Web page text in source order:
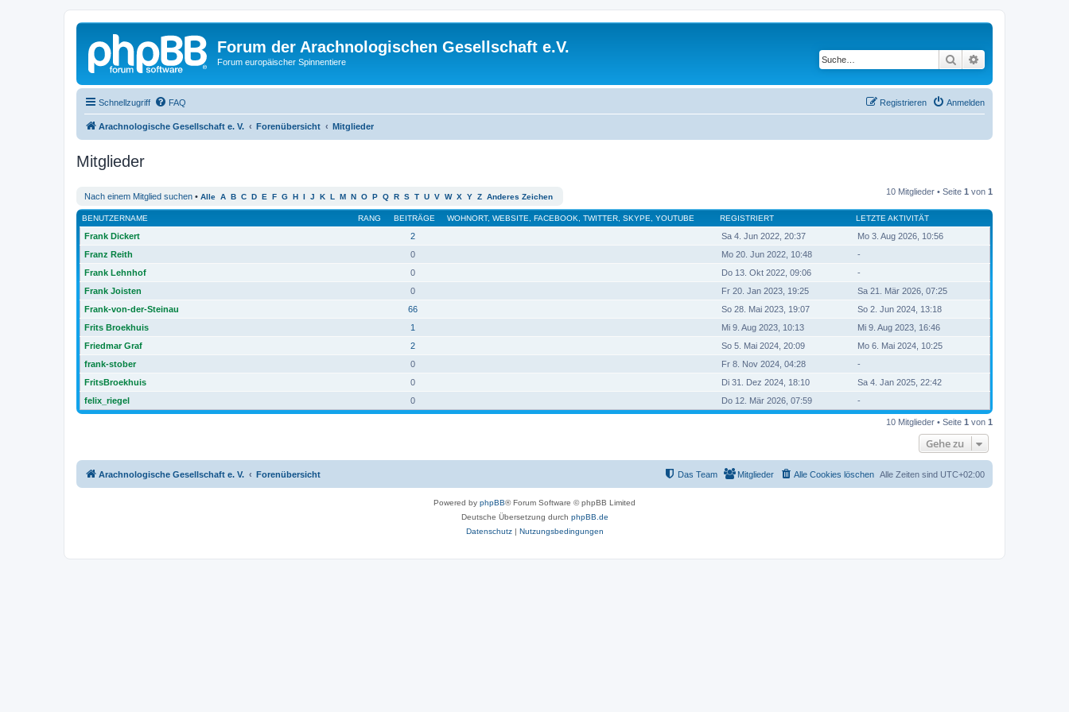
Forum der Arachnologischen Gesellschaft e.V.
Forum europäischer Spinnentiere Suche
Schnellzugriff FAQ Anmelden
Registrieren
Arachnologische Gesellschaft e. V. Forenübersicht Mitglieder
Mitglieder
Nach einem Mitglied suchen • Alle A B C D E F G H I J K L M N O P Q R S T U V W X Y Z Anderes Zeichen
10 Mitglieder • Seite 1 von 1
RANG
BENUTZERNAME BEITRÄGE WOHNORT, WEBSITE, FACEBOOK, TWITTER, SKYPE, YOUTUBE REGISTRIERT LETZTE AKTIVITÄT
Frank Dickert 2 Sa 4. Jun 2022, 20:37
Mo 3. Aug 2026, 10:56
Franz Reith
0 Mo 20. Jun 2022, 10:48
-
Frank Lehnhof
0 Do 13. Okt 2022, 09:06
-
Frank Joisten
0 Fr 20. Jan 2023, 19:25
Sa 21. Mär 2026, 07:25
Frank-von-der-Steinau
66 So 28. Mai 2023, 19:07
So 2. Jun 2024, 13:18
Frits Broekhuis
1 Mi 9. Aug 2023, 10:13
Mi 9. Aug 2023, 16:46
Friedmar Graf
2 So 5. Mai 2024, 20:09
Mo 6. Mai 2024, 10:25
frank-stober
0 Fr 8. Nov 2024, 04:28
-
FritsBroekhuis
0 Di 31. Dez 2024, 18:10
Sa 4. Jan 2025, 22:42
felix_riegel
0 Do 12. Mär 2026, 07:59 -
10 Mitglieder • Seite 1 von 1
Gehe zu
Arachnologische Gesellschaft e. V. Forenübersicht Alle Zeiten sind UTC+02:00
Alle Cookies löschen
Mitglieder
Das Team
Powered by phpBB® Forum Software © phpBB Limited
Deutsche Übersetzung durch phpBB.de
Datenschutz| Nutzungsbedingungen